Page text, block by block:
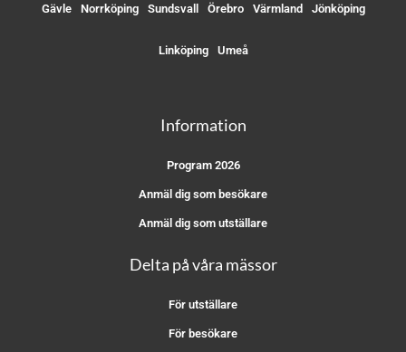
Gävle Norrköping Sundsvall Örebro Värmland Jönköping
Linköping Umeå
Information
Program 2026
Anmäl dig som besökare
Anmäl dig som utställare
Delta på våra mässor
För utställare
För besökare